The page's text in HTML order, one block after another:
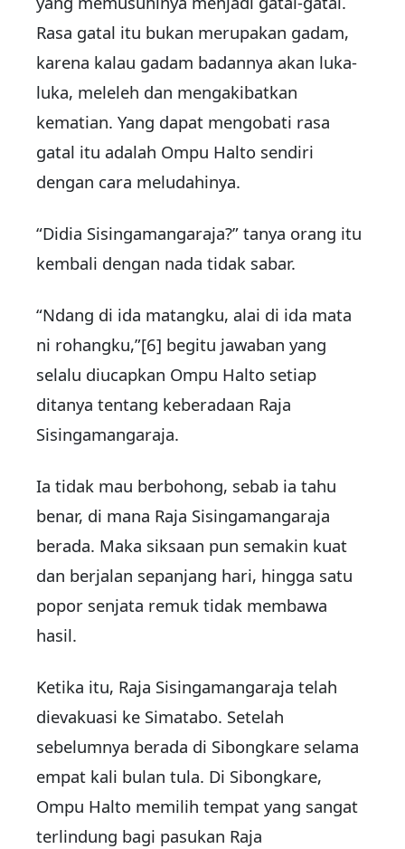
Rasa gatal itu bukan merupakan gadam,
karena kalau gadam badannya akan luka-
luka, meleleh dan mengakibatkan
kematian. Yang dapat mengobati rasa
gatal itu adalah Ompu Halto sendiri
dengan cara meludahinya.
“Didia Sisingamangaraja?” tanya orang itu
kembali dengan nada tidak sabar.
“Ndang di ida matangku, alai di ida mata
ni rohangku,”[6] begitu jawaban yang
selalu diucapkan Ompu Halto setiap
ditanya tentang keberadaan Raja
Sisingamangaraja.
Ia tidak mau berbohong, sebab ia tahu
benar, di mana Raja Sisingamangaraja
berada. Maka siksaan pun semakin kuat
dan berjalan sepanjang hari, hingga satu
popor senjata remuk tidak membawa
hasil.
Ketika itu, Raja Sisingamangaraja telah
dievakuasi ke Simatabo. Setelah
sebelumnya berada di Sibongkare selama
empat kali bulan tula. Di Sibongkare,
Ompu Halto memilih tempat yang sangat
terlindung bagi pasukan Raja